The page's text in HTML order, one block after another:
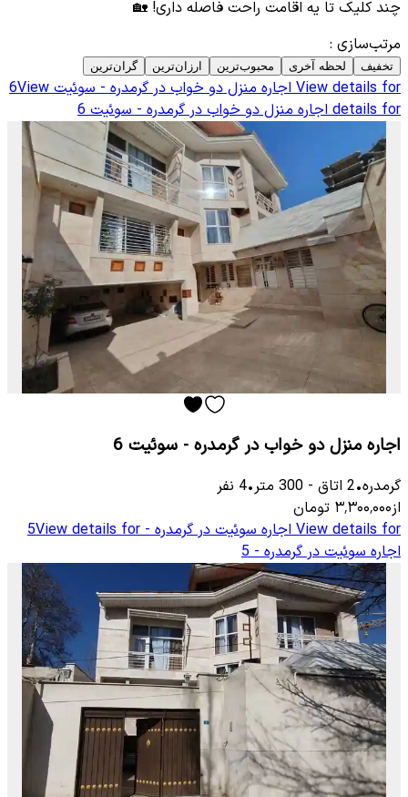
چند کلیک تا یه اقامت راحت فاصله داری! 🏡
مرتب‌سازی :
تخفیف لحظه آخری محبوب‌ترین ارزان‌ترین گران‌ترین
View details for اجاره منزل دو خواب در گرمدره - سوئیت 6View
details for اجاره منزل دو خواب در گرمدره - سوئیت 6
اجاره منزل دو خواب در گرمدره - سوئیت 6
گرمدره•
2 اتاق -
300 متر•
4 نفر
از۳٬۳۰۰٬۰۰۰ تومان
View details for اجاره سوئیت در گرمدره - 5View details for
اجاره سوئیت در گرمدره - 5